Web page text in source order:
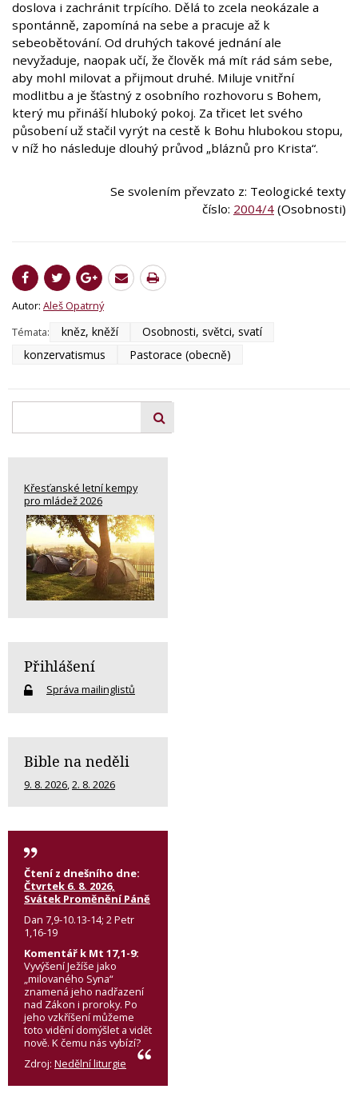
doslova i zachránit trpícího. Dělá to zcela neokázale a
spontánně, zapomíná na sebe a pracuje až k
sebeobětování. Od druhých takové jednání ale
nevyžaduje, naopak učí, že člověk má mít rád sám sebe,
aby mohl milovat a přijmout druhé. Miluje vnitřní
modlitbu a je šťastný z osobního rozhovoru s Bohem,
který mu přináší hluboký pokoj. Za třicet let svého
působení už stačil vyrýt na cestě k Bohu hlubokou stopu,
v níž ho následuje dlouhý průvod „bláznů pro Krista“.
Se svolením převzato z: Teologické texty
číslo: 2004/4 (Osobnosti)
Autor: Aleš Opatrný
Témata:
kněz, kněží
Osobnosti, světci, svatí
konzervatismus
Pastorace (obecně)
Křesťanské letní kempy
pro mládež 2026
Přihlášení
Správa mailinglistů
Bible na neděli
9. 8. 2026,2. 8. 2026
Čtení z dnešního dne:
Čtvrtek 6. 8. 2026,
Svátek Proměnění Páně
Dan 7,9-10.13-14; 2 Petr
1,16-19
Komentář k Mt 17,1-9:
Vyvýšení Ježíše jako
„milovaného Syna“
znamená jeho nadřazení
nad Zákon i proroky. Po
jeho vzkříšení můžeme
toto vidění domýšlet a vidět
nově. K čemu nás vybízí?
Zdroj: Nedělní liturgie